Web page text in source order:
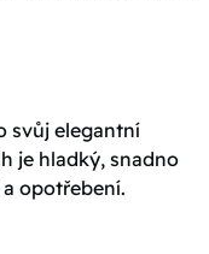
svůj elegantní
je hladký, snadno
opotřebení.